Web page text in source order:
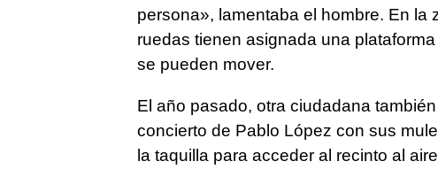
persona», lamentaba el hombre. En
ruedas tienen asignada una
se pueden mover.
El año pasado, otra ciudadana
concierto de Pablo López con sus
la taquilla para acceder al recinto al